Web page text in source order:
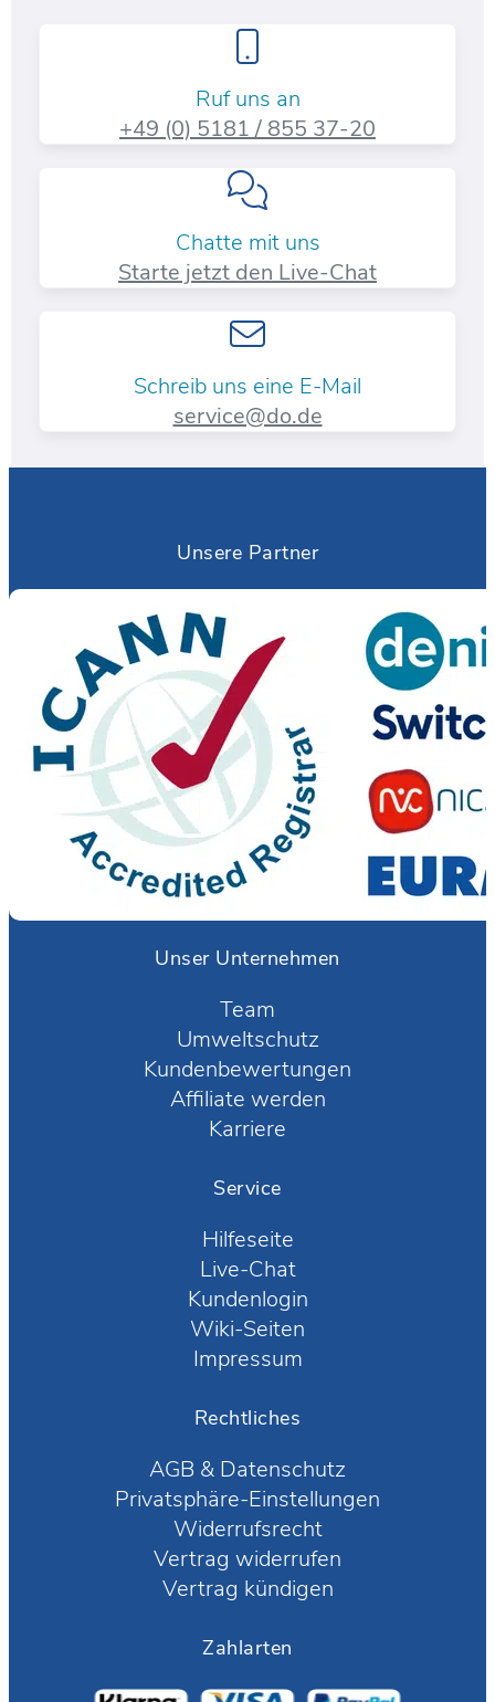
Ruf uns an
+49 (0) 5181 / 855 37-20​
Chatte mit uns
Starte jetzt den Live-Chat
Schreib uns eine E-Mail
service@do.de
Unsere Partner
Unser Unternehmen
Team
Umweltschutz
Kundenbewertungen
Affiliate werden
Karriere
Service
Hilfeseite
Live-Chat
Kundenlogin
Wiki-Seiten
Impressum
Rechtliches
AGB & Datenschutz
Privatsphäre-Einstellungen
Widerrufsrecht
Vertrag widerrufen
Vertrag kündigen
Zahlarten